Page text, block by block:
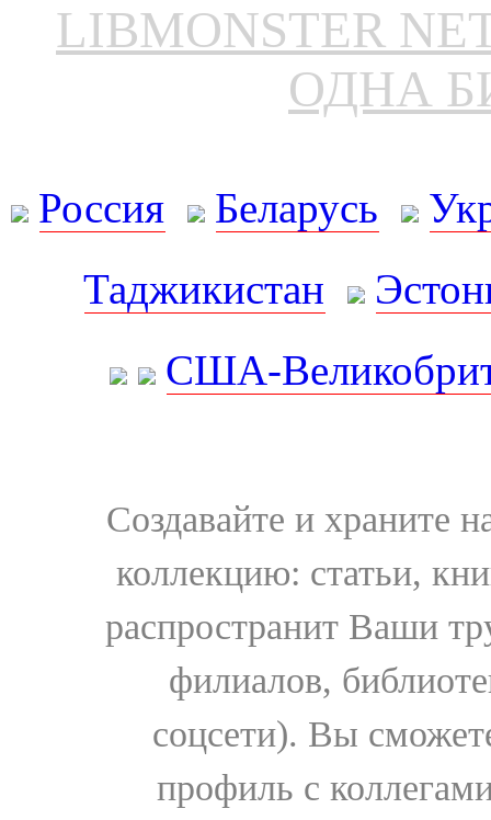
LIBMONSTER
ОДНА
Россия Беларусь
Таджикистан
США-
Создавайте и храните
коллекцию: статьи,
распространит Ваши
филиалов,
соцсети). Вы
профиль с